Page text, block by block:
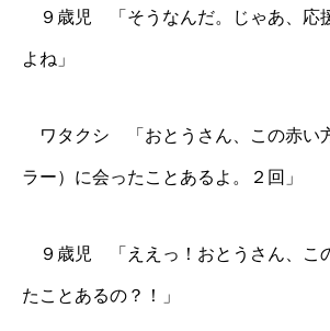
９歳児 「そうなんだ。じゃあ、応
よね」
ワタクシ 「おとうさん、この赤い
ラー）に会ったことあるよ。２回」
９歳児 「ええっ！おとうさん、こ
たことあるの？！」